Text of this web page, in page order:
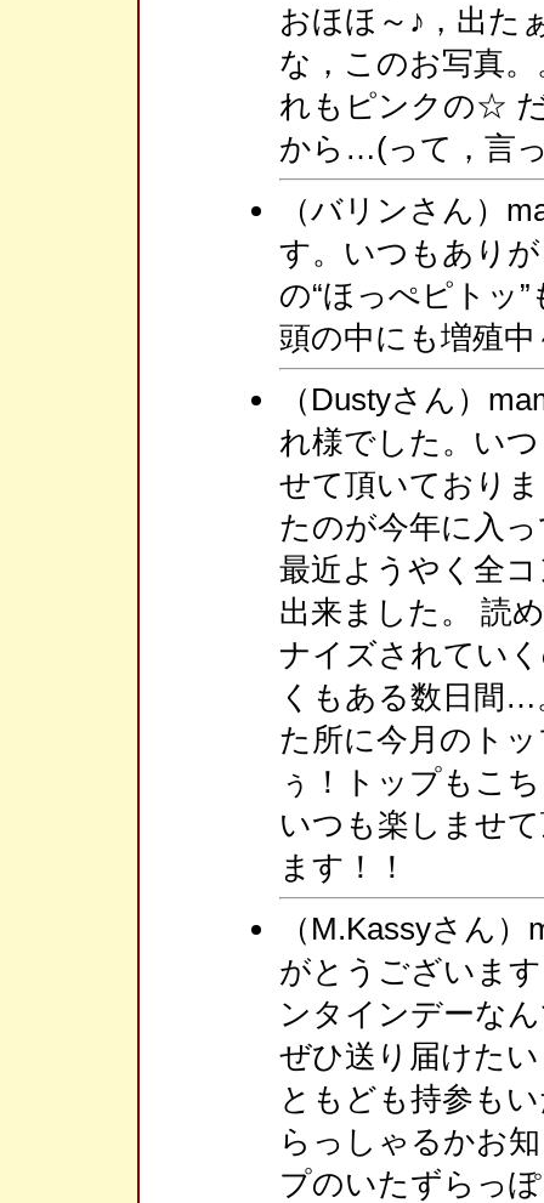
おほほ～♪，出た
な，このお写真
れもピンクの☆
から…(って，言
（バリンさん）
す。いつもあり
の“ほっぺピトッ
頭の中にも増殖中
（Dustyさん）
れ様でした。い
せて頂いており
たのが今年に入
最近ようやく全
出来ました。 読
ナイズされてい
くもある数日間
た所に今月のト
ぅ！トップもこ
いつも楽しませ
ます！！
（M.Kassyさん
がとうございま
ンタインデーな
ぜひ送り届けた
ともども持参も
らっしゃるかお
プのいたずらっ